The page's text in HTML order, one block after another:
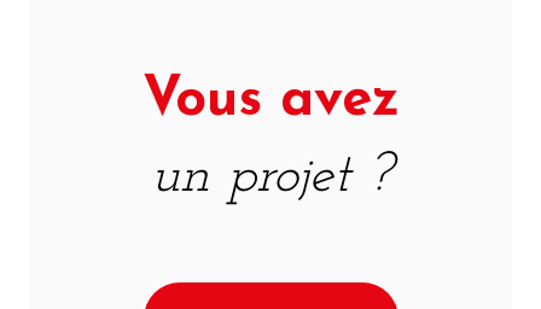
Vous avez
un projet ?